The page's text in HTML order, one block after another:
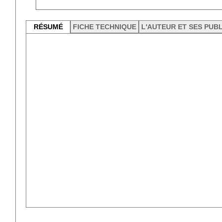
RÉSUMÉ FICHE TECHNIQUE L'AUTEUR ET SES